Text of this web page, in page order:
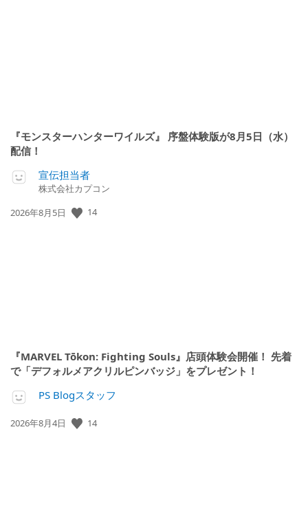
『モンスターハンターワイルズ』 序盤体験版が8月5日（水）
配信！
宣伝担当者
株式会社カプコン
公
2026年8月5日 14
『MARVEL Tōkon: Fighting Souls』店頭体験会開催！ 先着
で「デフォルメアクリルピンバッジ」をプレゼント！
PS Blogスタッフ
公
2026年8月4日 14